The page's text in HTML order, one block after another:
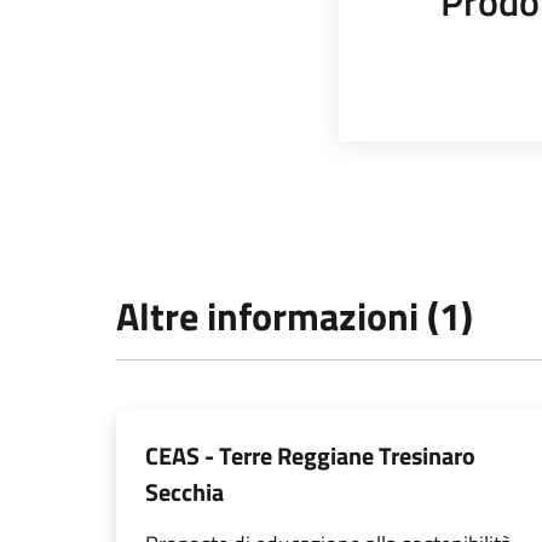
Altre informazioni (1)
CEAS - Terre Reggiane Tresinaro
Secchia